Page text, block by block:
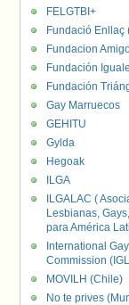
FELGTBI+
Fundació Enllaç
Fundacion
Fundación
Fundación
Gay Marruecos
GEHITU
Gylda
Hegoak
ILGA
ILGALAC (
Lesbianas,
para América
International
Commission
MOVILH (Chile)
No te prives